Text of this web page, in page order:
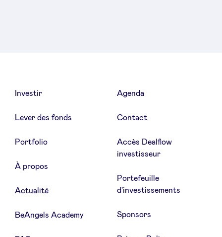
Investir
Lever des fonds
Portfolio
À propos
Actualité
BeAngels Academy
Agenda
Contact
Accès Dealflow
investisseur
Portefeuille
d'investissements
Sponsors